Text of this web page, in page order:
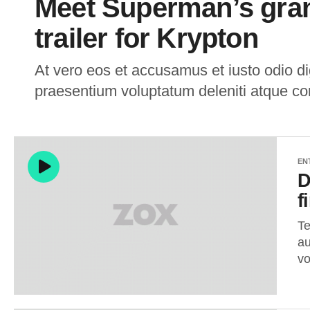
Meet Superman’s
trailer for Krypton
At vero eos et accusamus et iusto odio
praesentium voluptatum deleniti atque